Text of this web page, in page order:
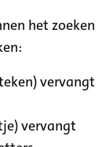
het zoeken
vervangt
vervangt